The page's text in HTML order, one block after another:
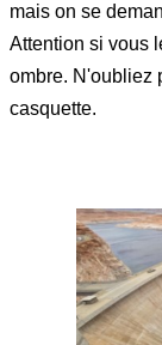
mais on se
Attention si vous
ombre. N'oubliez
casquette.